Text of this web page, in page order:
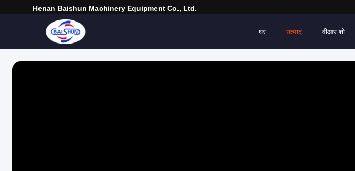
Henan Baishun Machinery Equipment Co., Ltd.
घर उत्पाद वीआर शो